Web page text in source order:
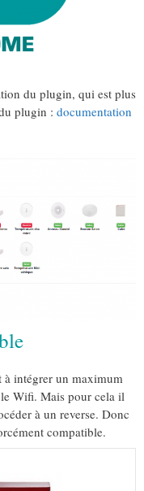
du plugin, qui est plus
plugin : documentation
à intégrer un maximum
Wifi. Mais pour cela il
à un reverse. Donc
compatible.